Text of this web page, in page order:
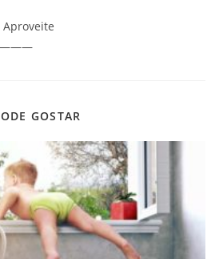
GOSTAR